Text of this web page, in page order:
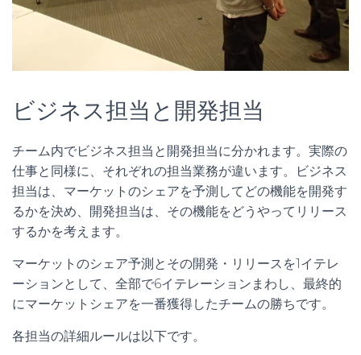
ビジネス担当と開発担当
チーム内でビジネス担当と開発担当に分かれます。実際の
仕事と同様に、それぞれの担当業務が違います。ビジネス
担当は、マーケットのシェアを予測してどの機能を開発す
るかを決め、開発担当は、その機能をどうやってリリース
するかを考えます。
マーケットのシェア予測とその開発・リリースを1イテレ
ーションとして、全部で6イテレーションまわし、最終的
にマーケットシェアを一番獲得したチームの勝ちです。
各担当の詳細ルールは以下です。